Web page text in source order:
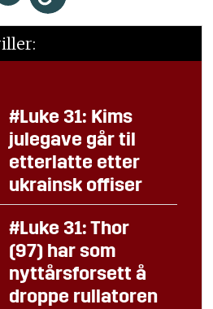
#Luke 31: Kims
julegave går til
etterlatte etter
ukrainsk offiser
#Luke 31: Thor
(97) har som
nyttårsforsett å
droppe rullatoren